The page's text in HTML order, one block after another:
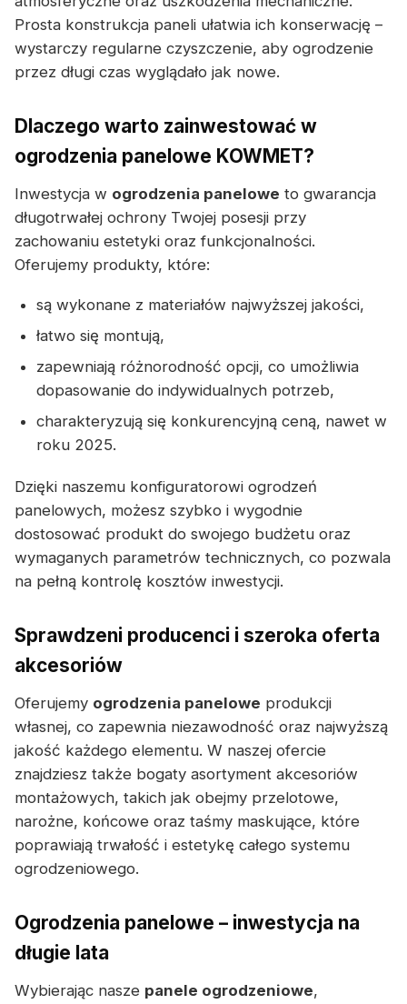
Prosta konstrukcja paneli ułatwia ich konserwację –
wystarczy regularne czyszczenie, aby ogrodzenie
przez długi czas wyglądało jak nowe.
Dlaczego warto zainwestować w
ogrodzenia panelowe KOWMET?
Inwestycja w ogrodzenia panelowe to gwarancja
długotrwałej ochrony Twojej posesji przy
zachowaniu estetyki oraz funkcjonalności.
Oferujemy produkty, które:
są wykonane z materiałów najwyższej jakości,
łatwo się montują,
zapewniają różnorodność opcji, co umożliwia
dopasowanie do indywidualnych potrzeb,
charakteryzują się konkurencyjną ceną, nawet w
roku 2025.
Dzięki naszemu konfiguratorowi ogrodzeń
panelowych, możesz szybko i wygodnie
dostosować produkt do swojego budżetu oraz
wymaganych parametrów technicznych, co pozwala
na pełną kontrolę kosztów inwestycji.
Sprawdzeni producenci i szeroka oferta
akcesoriów
Oferujemy ogrodzenia panelowe produkcji
własnej, co zapewnia niezawodność oraz najwyższą
jakość każdego elementu. W naszej ofercie
znajdziesz także bogaty asortyment akcesoriów
montażowych, takich jak obejmy przelotowe,
narożne, końcowe oraz taśmy maskujące, które
poprawiają trwałość i estetykę całego systemu
ogrodzeniowego.
Ogrodzenia panelowe – inwestycja na
długie lata
Wybierając nasze panele ogrodzeniowe,